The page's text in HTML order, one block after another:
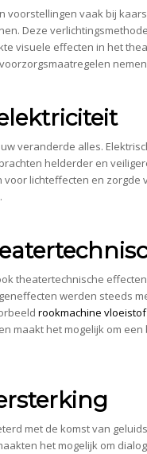
voorstellingen vaak bij
Deze
visuele effecten in het
veranderde alles.
helderder en
lichteffecten en zorgde
theatertechnische
werden steeds
rookmachine vloeistof
maakt het mogelijk om
met de komst van
het mogelijk om